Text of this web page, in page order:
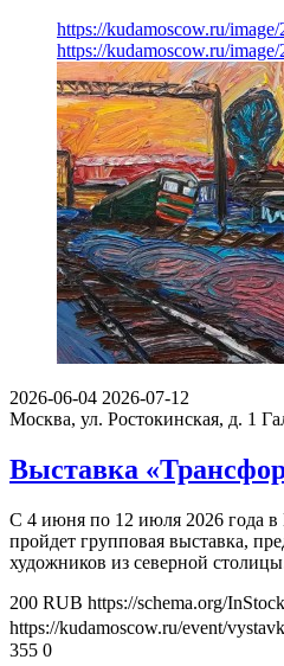
https://kudamoscow.ru/
https://kudamoscow.ru/
2026-06-04 2026-07-12
Москва, ул. Ростокинская, д. 1
Выставка
С 4 июня по 12 июля 2026 года в
пройдет групповая выставка,
художников из северной
200 RUB https://schema.org/InStock
https://kudamoscow.ru/event/
355 0